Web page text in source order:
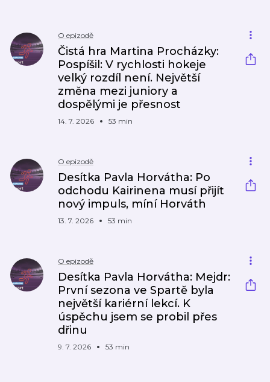
O epizodě
Čistá hra Martina Procházky:
Pospíšil: V rychlosti hokeje
velký rozdíl není. Největší
změna mezi juniory a
dospělými je přesnost
14. 7. 2026 53 min
O epizodě
Desítka Pavla Horvátha: Po
odchodu Kairinena musí přijít
nový impuls, míní Horváth
13. 7. 2026 53 min
O epizodě
Desítka Pavla Horvátha: Mejdr:
První sezona ve Spartě byla
největší kariérní lekcí. K
úspěchu jsem se probil přes
dřinu
9. 7. 2026 53 min